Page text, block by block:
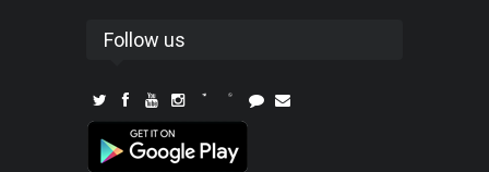
Follow us